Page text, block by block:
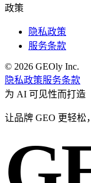
政策
隐私政策
服务条款
© 2026 GEOly Inc.
隐私政策服务条款
为 AI 可见性而打造
让品牌 GEO 更轻松